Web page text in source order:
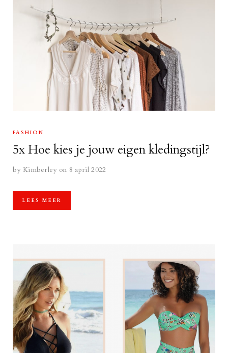
FASHION
5x Hoe kies je jouw eigen kledingstijl?
by Kimberley on 8 april 2022
LEES MEER